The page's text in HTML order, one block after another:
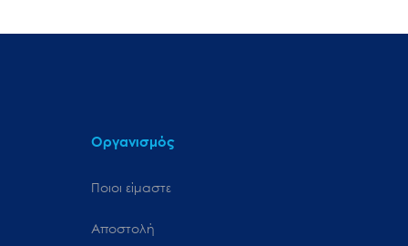
Οργανισμός
Ποιοι είμαστε
Αποστολή